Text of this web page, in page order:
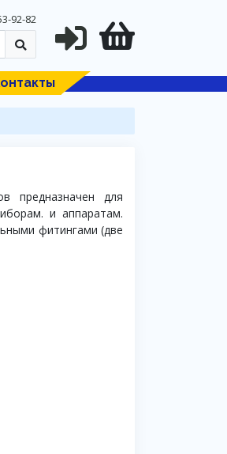
92-82
предназначен для
и аппаратам.
фитингами (две